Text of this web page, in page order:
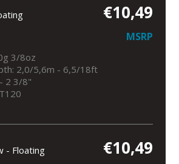
€10,49
MSRP
3/8oz
2,0/5,6m - 6,5/18ft
2 3/8"
- Floating €10,49